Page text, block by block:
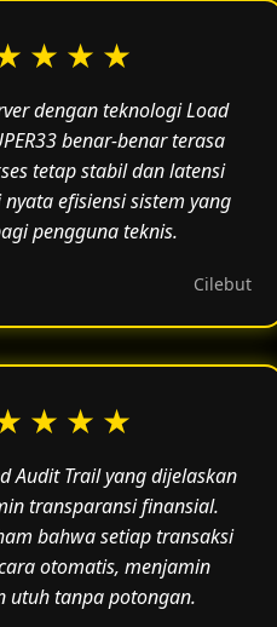
dengan teknologi Load
benar-benar terasa
tetap stabil dan latensi
efisiensi sistem yang
pengguna teknis.
Cilebut
Audit Trail yang dijelaskan
transparansi finansial.
bahwa setiap transaksi
otomatis, menjamin
utuh tanpa potongan.